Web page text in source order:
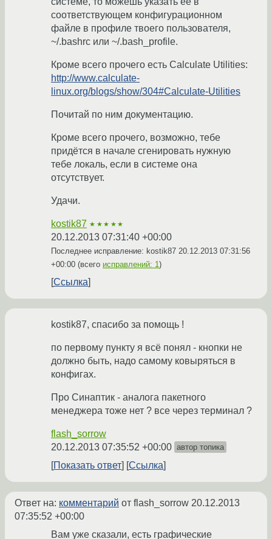
соответствующем конфигурационном
файле в профиле твоего пользователя,
~/.bashrc или ~/.bash_profile.
Кроме всего прочего есть Calculate Utilities:
http://www.calculate-
linux.org/blogs/show/304#Calculate-Utilities
Почитай по ним документацию.
Кроме всего прочего, возможно, тебе
придётся в начале сгенировать нужную
тебе локаль, если в системе она
отсутствует.
Удачи.
kostik87 ★★★★★
20.12.2013 07:31:40 +00:00
Последнее исправление: kostik87 20.12.2013 07:31:56
+00:00 (всего исправлений: 1)
Ссылка
kostik87, спасибо за помощь !
по первому пункту я всё понял - кнопки не
должно быть, надо самому ковыряться в
конфигах.
Про Синаптик - аналога пакетного
менеджера тоже нет ? все через терминал ?
flash_sorrow
20.12.2013 07:35:52 +00:00 автор топика
Показать ответ Ссылка
Ответ на: комментарий от flash_sorrow 20.12.2013
07:35:52 +00:00
Вам уже сказали, есть графические